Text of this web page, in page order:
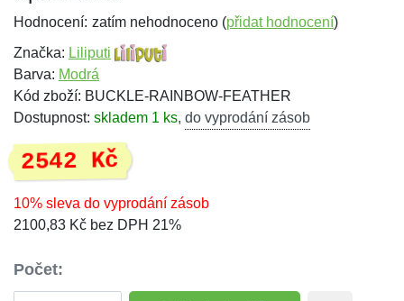
Hodnocení: zatím nehodnoceno (přidat hodnocení)
Značka: Liliputi
Barva: Modrá
Kód zboží: BUCKLE-RAINBOW-FEATHER
Dostupnost: skladem 1 ks, do vyprodání zásob
2542 Kč
10% sleva do vyprodání zásob
2100,83 Kč bez DPH 21%
Počet: